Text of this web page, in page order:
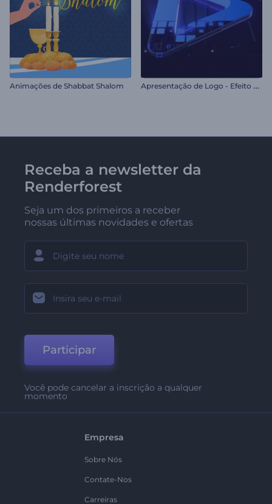
Animações de Shabbat Shalom A
presentação de Logo - Efeito Pixelado
Receba a newsletter da
Renderforest
Seja um dos primeiros a receber
nossas últimas novidades e ofertas
Participar
Você pode cancelar a inscrição a qualquer
momento
Empresa
Sobre Nós
Contate-Nos
Carreiras